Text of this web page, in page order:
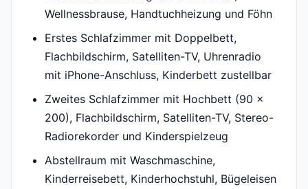
Wellnessbrause, Handtuchheizung und Föhn
Erstes Schlafzimmer mit Doppelbett,
Flachbildschirm, Satelliten-TV, Uhrenradio
mit iPhone-Anschluss, Kinderbett zustellbar
Zweites Schlafzimmer mit Hochbett (90 ×
200), Flachbildschirm, Satelliten-TV, Stereo-
Radiorekorder und Kinderspielzeug
Abstellraum mit Waschmaschine,
Kinderreisebett, Kinderhochstuhl, Bügeleisen